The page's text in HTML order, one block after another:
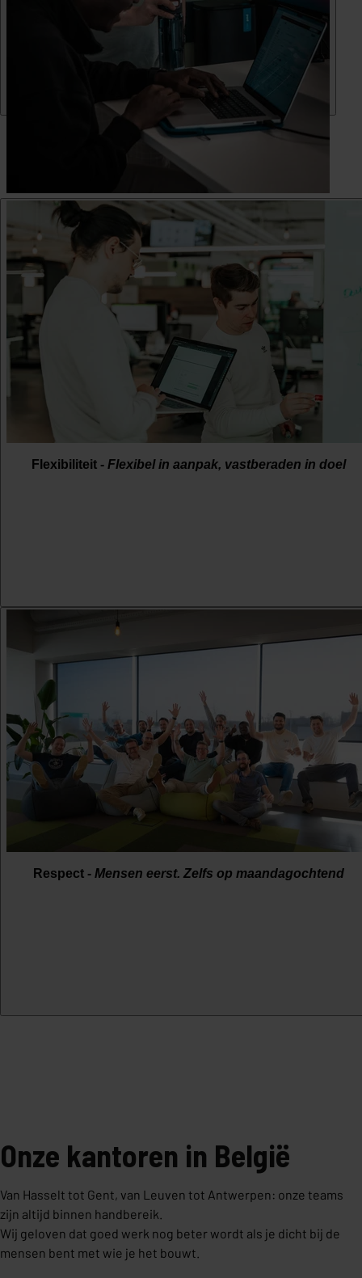
Teamgedreven - Goede dingen maak je nooit alleen.
Flexibiliteit - Flexibel in aanpak, vastberaden in doel
Respect - Mensen eerst. Zelfs op maandagochtend
Onze kantoren in België
Van Hasselt tot Gent, van Leuven tot Antwerpen: onze teams
zijn altijd binnen handbereik.
Wij geloven dat goed werk nog beter wordt als je dicht bij de
mensen bent met wie je het bouwt.